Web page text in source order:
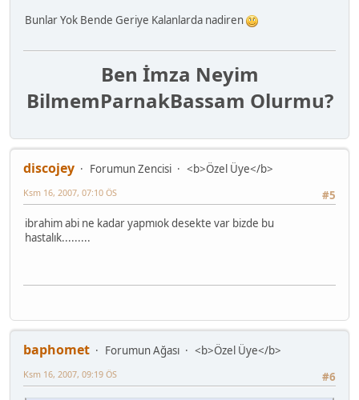
Bunlar Yok Bende Geriye Kalanlarda nadiren
Ben İmza Neyim
BilmemParnakBassam Olurmu?
discojey Forumun Zencisi
<b>Özel Üye</b>
#5
Ksm 16, 2007, 07:10 ÖS
ibrahim abi ne kadar yapmıok desekte var bizde bu
hastalık.........
baphomet Forumun Ağası
<b>Özel Üye</b>
#6
Ksm 16, 2007, 09:19 ÖS